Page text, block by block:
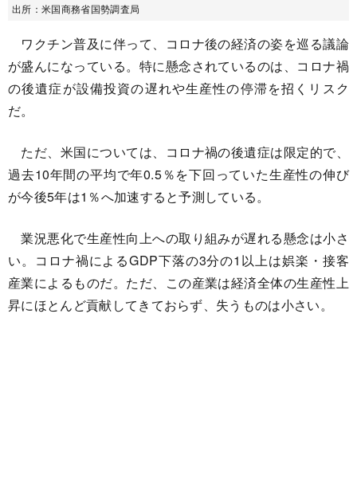
出所：米国商務省国勢調査局
ワクチン普及に伴って、コロナ後の経済の姿を巡る議論
が盛んになっている。特に懸念されているのは、コロナ禍
の後遺症が設備投資の遅れや生産性の停滞を招くリスク
だ。
ただ、米国については、コロナ禍の後遺症は限定的で、
過去10年間の平均で年0.5％を下回っていた生産性の伸び
が今後5年は1％へ加速すると予測している。
業況悪化で生産性向上への取り組みが遅れる懸念は小さ
い。コロナ禍によるGDP下落の3分の1以上は娯楽・接客
産業によるものだ。ただ、この産業は経済全体の生産性上
昇にほとんど貢献してきておらず、失うものは小さい。